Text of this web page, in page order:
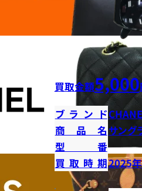
買取金額5,000
ブランド
商品名 サング
型番
買取時期2025